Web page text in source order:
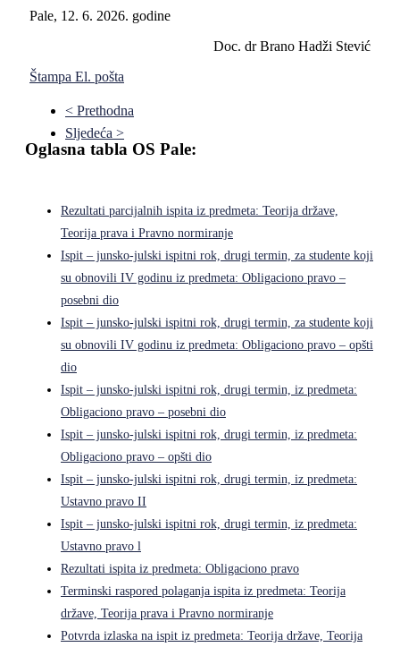
Pale, 12. 6. 2026. godine
Doc. dr Brano Hadži Stević
Štampa El. pošta
< Prethodna
Sljedeća >
Oglasna tabla OS Pale:
Rezultati parcijalnih ispita iz predmeta: Teorija države,
Teorija prava i Pravno normiranje
Ispit – junsko-julski ispitni rok, drugi termin, za studente koji
su obnovili IV godinu iz predmeta: Obligaciono pravo –
posebni dio
Ispit – junsko-julski ispitni rok, drugi termin, za studente koji
su obnovili IV godinu iz predmeta: Obligaciono pravo – opšti
dio
Ispit – junsko-julski ispitni rok, drugi termin, iz predmeta:
Obligaciono pravo – posebni dio
Ispit – junsko-julski ispitni rok, drugi termin, iz predmeta:
Obligaciono pravo – opšti dio
Ispit – junsko-julski ispitni rok, drugi termin, iz predmeta:
Ustavno pravo II
Ispit – junsko-julski ispitni rok, drugi termin, iz predmeta:
Ustavno pravo l
Rezultati ispita iz predmeta: Obligaciono pravo
Terminski raspored polaganja ispita iz predmeta: Teorija
države, Teorija prava i Pravno normiranje
Potvrda izlaska na ispit iz predmeta: Teorija države, Teorija